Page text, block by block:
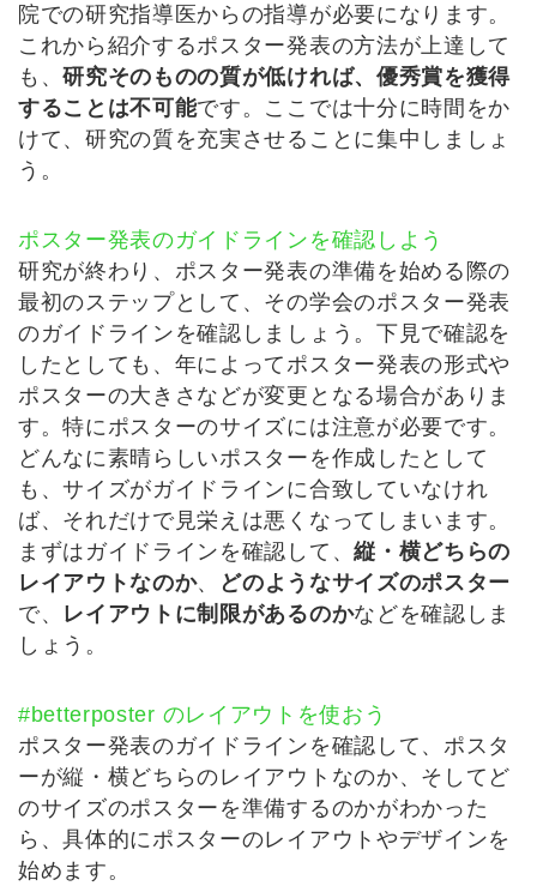
院での研究指導医からの指導が必要になります。
これから紹介するポスター発表の方法が上達して
も、研究そのものの質が低ければ、優秀賞を獲得
することは不可能です。ここでは十分に時間をか
けて、研究の質を充実させることに集中しましょ
う。
ポスター発表のガイドラインを確認しよう
研究が終わり、ポスター発表の準備を始める際の
最初のステップとして、その学会のポスター発表
のガイドラインを確認しましょう。下見で確認を
したとしても、年によってポスター発表の形式や
ポスターの大きさなどが変更となる場合がありま
す。特にポスターのサイズには注意が必要です。
どんなに素晴らしいポスターを作成したとして
も、サイズがガイドラインに合致していなけれ
ば、それだけで見栄えは悪くなってしまいます。
まずはガイドラインを確認して、縦・横どちらの
レイアウトなのか、
どのようなサイズのポスター
で、 レイアウトに制限があるのかなどを確認しま
しょう。
#betterposter のレイアウトを使おう
ポスター発表のガイドラインを確認して、ポスタ
ーが縦・横どちらのレイアウトなのか、そしてど
のサイズのポスターを準備するのかがわかった
ら、具体的にポスターのレイアウトやデザインを
始めます。